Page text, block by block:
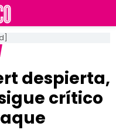
despierta,
crítico